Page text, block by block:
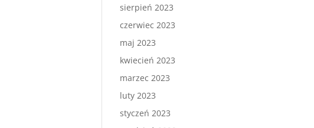
sierpień 2023
czerwiec 2023
maj 2023
kwiecień 2023
marzec 2023
luty 2023
styczeń 2023